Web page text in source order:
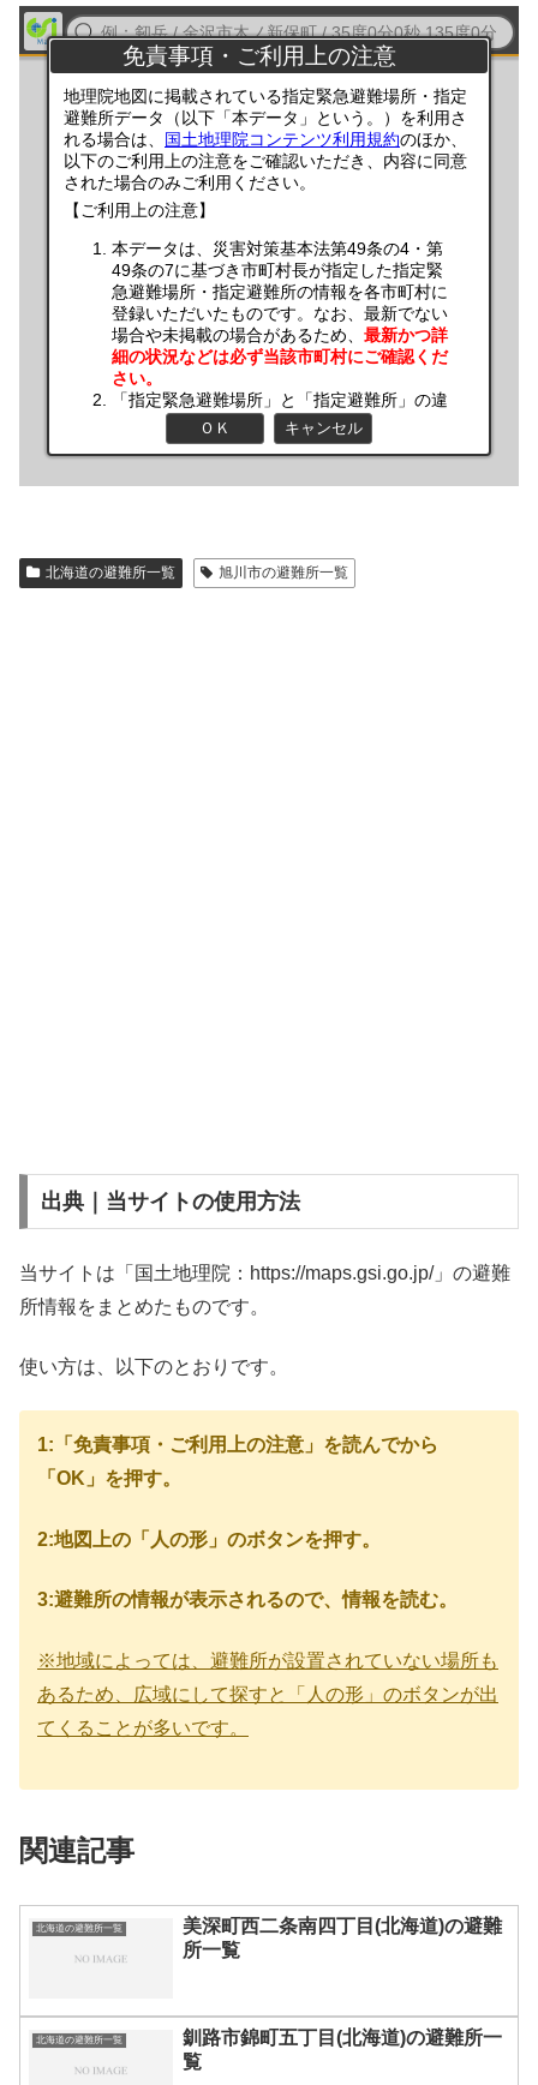
北海道の避難所一覧 旭川市の避難所一覧
出典｜当サイトの使用方法
当サイトは「国土地理院：https://maps.gsi.go.jp/」の避難
所情報をまとめたものです。
使い方は、以下のとおりです。
1:「免責事項・ご利用上の注意」を読んでから
「OK」を押す。
2:地図上の「人の形」のボタンを押す。
3:避難所の情報が表示されるので、情報を読む。
※地域によっては、避難所が設置されていない場所も
あるため、広域にして探すと「人の形」のボタンが出
てくることが多いです。
関連記事
北海道の避難所一覧
美深町西二条南四丁目(北海道)の避難
所一覧
北海道の避難所一覧
釧路市錦町五丁目(北海道)の避難所一
覧